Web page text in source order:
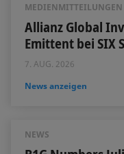
MEDIENMITTEILUNGEN
Allianz Global
Emittent bei SIX
7. AUG. 2026
News anzeigen
NEWS